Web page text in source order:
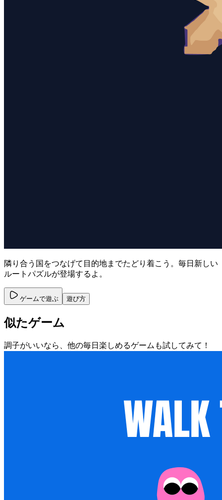
隣り合う国をつなげて目的地までたどり着こう。毎日新しい
ルートパズルが登場するよ。
ゲームで遊ぶ 遊び方
似たゲーム
調子がいいなら、他の毎日楽しめるゲームも試してみて！